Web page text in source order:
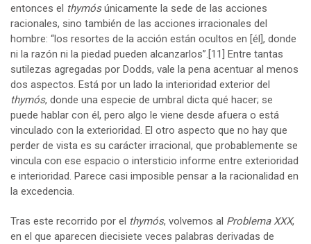
entonces el thymósúnicamente la sede de las acciones
racionales, sino también de las acciones irracionales del
hombre: “los resortes de la acción están ocultos en [él], donde
ni la razón ni la piedad pueden alcanzarlos”.[11] Entre tantas
sutilezas agregadas por Dodds, vale la pena acentuar al menos
dos aspectos. Está por un lado la interioridad exterior del
thymós, donde una especie de umbral dicta qué hacer; se
puede hablar con él, pero algo le viene desde afuera o está
vinculado con la exterioridad. El otro aspecto que no hay que
perder de vista es su carácter irracional, que probablemente se
vincula con ese espacio o intersticio informe entre exterioridad
e interioridad. Parece casi imposible pensar a la racionalidad en
la excedencia.
Tras este recorrido por el thymós, volvemos al Problema XXX,
en el que aparecen diecisiete veces palabras derivadas de